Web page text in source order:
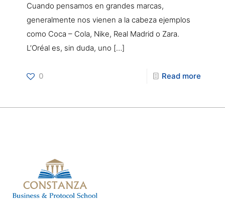
Cuando pensamos en grandes marcas,
generalmente nos vienen a la cabeza ejemplos
como Coca – Cola, Nike, Real Madrid o Zara.
L’Oréal es, sin duda, uno […]
0 Read more